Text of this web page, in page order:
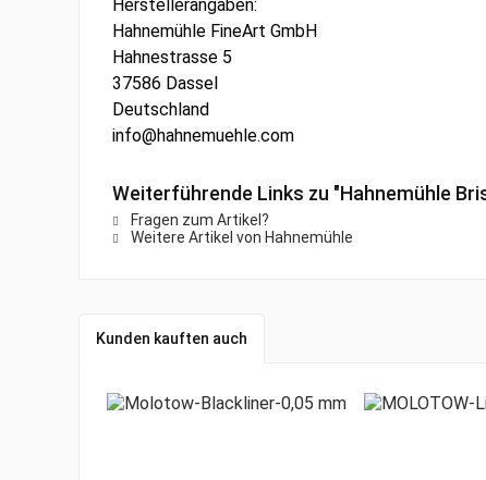
Herstellerangaben:
Hahnemühle FineArt GmbH
Hahnestrasse 5
37586 Dassel
Deutschland
info@hahnemuehle.com
Weiterführende Links zu "Hahnemühle
Fragen zum Artikel?
Weitere Artikel von Hahnemühle
Kunden kauften auch